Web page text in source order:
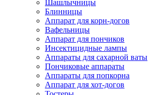
Шашлычницы
Блинницы
Аппарат для корн-догов
Вафельницы
Аппарат для пончиков
Инсектицидные лампы
Аппараты для сахарной ваты
Пончиковые аппараты
Аппараты для попкорна
Аппарат для хот-догов